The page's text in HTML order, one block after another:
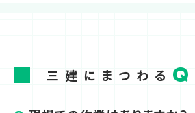
三建にまつわる Q